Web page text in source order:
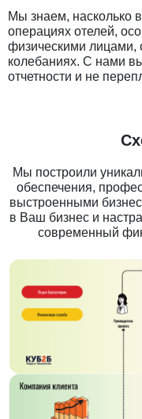
Мы знаем, насколько
операциях отелей,
физическими лицами,
колебаниях. С нами
отчетности и не
Мы построили
обеспечения,
выстроенными
в Ваш бизнес и
современный